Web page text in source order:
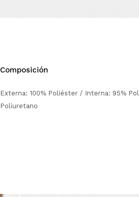
Composición
Externa: 100% Poliéster / Interna: 95%
Poliuretano